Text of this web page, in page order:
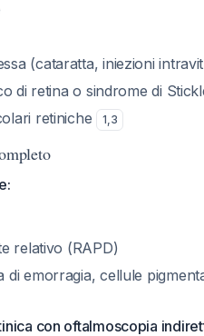
(cataratta, iniezioni
di retina o sindrome di
retiniche
1,3
relativo (RAPD)
di emorragia, cellule
con oftalmoscopia